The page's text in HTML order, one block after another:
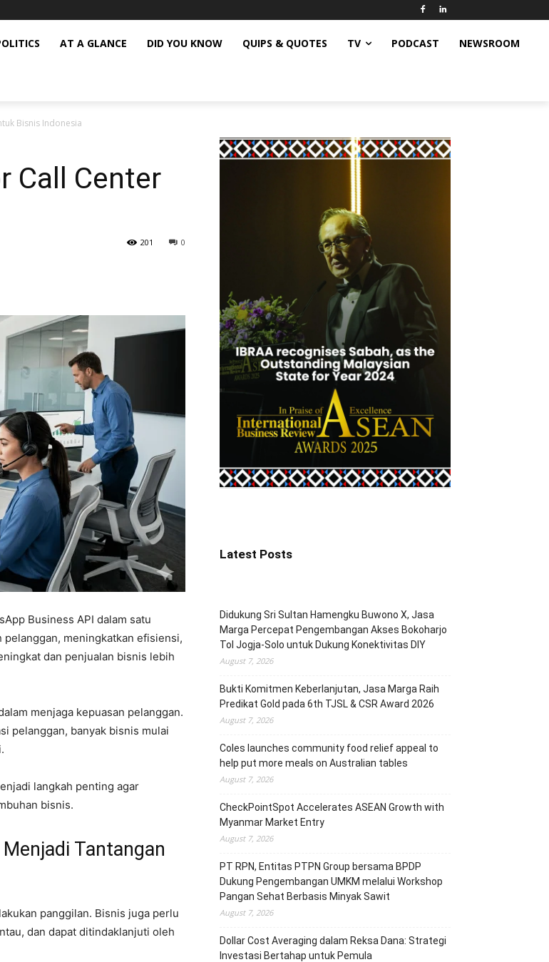
AT A GLANCE DID YOU KNOW QUIPS & QUOTES TV PODCAST NEWSROOM
Bisnis Indonesia
Call Center
0
201
Business API dalam satu
meningkatkan efisiensi,
dan penjualan bisnis lebih
menjaga kepuasan pelanggan.
pelanggan, banyak bisnis mulai
langkah penting agar
bisnis.
Tantangan
panggilan. Bisnis juga perlu
dan dapat ditindaklanjuti oleh
Latest Posts
Didukung Sri Sultan Hamengku Buwono X, Jasa
Marga Percepat Pengembangan Akses Bokoharjo
Tol Jogja-Solo untuk Dukung Konektivitas DIY
August 7, 2026
Bukti Komitmen Keberlanjutan, Jasa Marga Raih
Predikat Gold pada 6th TJSL & CSR Award 2026
August 7, 2026
Coles launches community food relief appeal to
help put more meals on Australian tables
August 7, 2026
CheckPointSpot Accelerates ASEAN Growth with
Myanmar Market Entry
August 7, 2026
PT RPN, Entitas PTPN Group bersama BPDP
Dukung Pengembangan UMKM melalui Workshop
Pangan Sehat Berbasis Minyak Sawit
August 7, 2026
Dollar Cost Averaging dalam Reksa Dana: Strategi
Investasi Bertahap untuk Pemula